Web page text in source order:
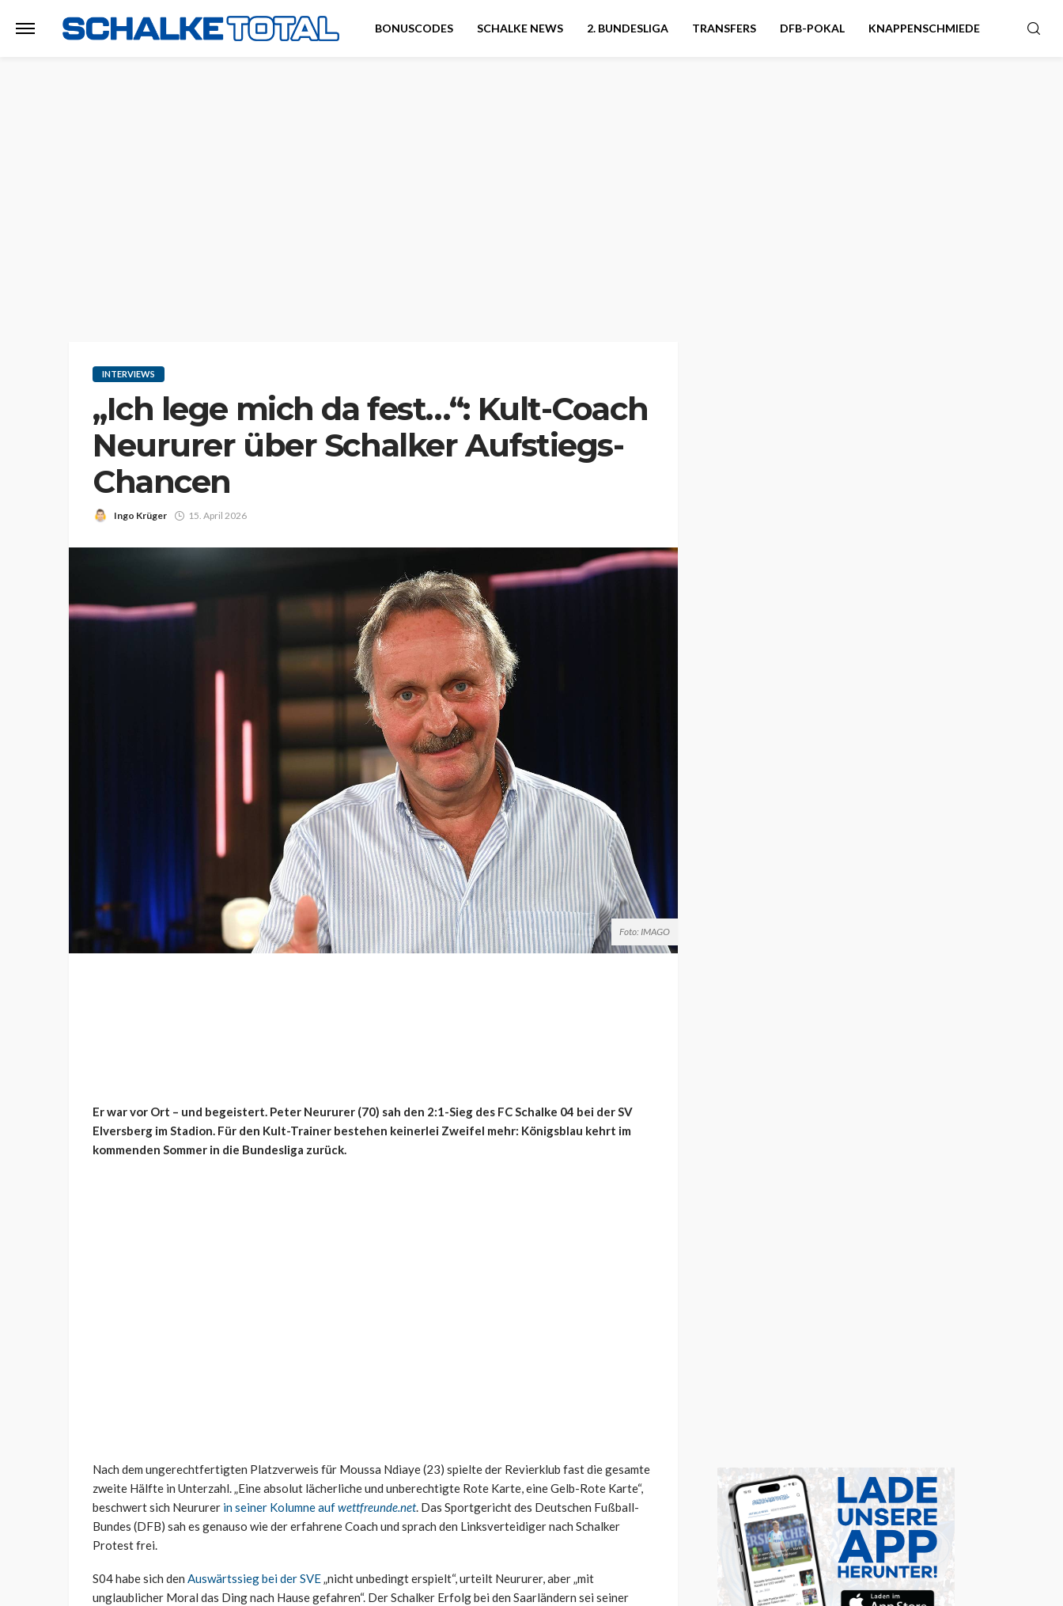
BONUSCODES SCHALKE NEWS 2. BUNDESLIGA TRANSFERS DFB-POKAL KNAPPENSCHMIEDE
INTERVIEWS
„Ich lege mich da fest…“: Kult-Coach
Neururer über Schalker Aufstiegs-
Chancen
Ingo Krüger 15. April 2026
Foto: IMAGO
Er war vor Ort – und begeistert. Peter Neururer (70) sah den 2:1-Sieg des FC Schalke 04 bei der SV
Elversberg im Stadion. Für den Kult-Trainer bestehen keinerlei Zweifel mehr: Königsblau kehrt im
kommenden Sommer in die Bundesliga zurück.
Nach dem ungerechtfertigten Platzverweis für Moussa Ndiaye (23) spielte der Revierklub fast die gesamte
zweite Hälfte in Unterzahl. „Eine absolut lächerliche und unberechtigte Rote Karte, eine Gelb-Rote Karte“,
beschwert sich Neururer in seiner Kolumne aufwettfreunde.net. Das Sportgericht des Deutschen Fußball-
Bundes (DFB) sah es genauso wie der erfahrene Coach und sprach den Linksverteidiger nach Schalker
Protest frei.
S04 habe sich den Auswärtssieg bei der SVE„nicht unbedingt erspielt“, urteilt Neururer, aber „mit
unglaublicher Moral das Ding nach Hause gefahren“. Der Schalker Erfolg bei den Saarländern sei seiner